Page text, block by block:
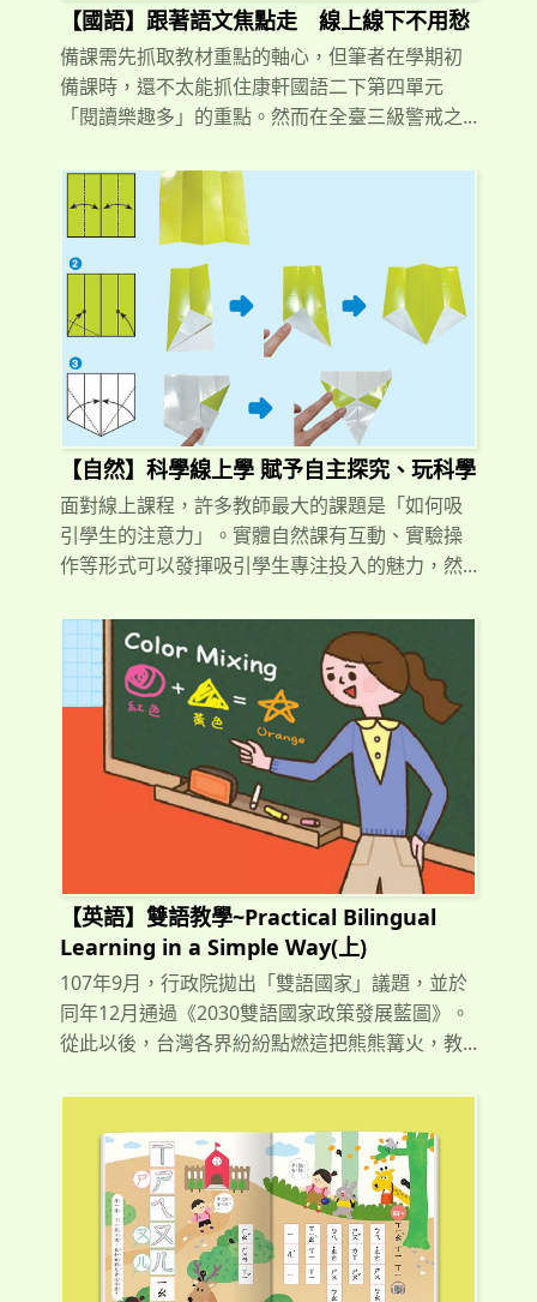
【國語】跟著語文焦點走 線上線下不用愁
備課需先抓取教材重點的軸心，但筆者在學期初
備課時，還不太能抓住康軒國語二下第四單元
「閱讀樂趣多」的重點。然而在全臺三級警戒之...
【自然】科學線上學 賦予自主探究、玩科學
面對線上課程，許多教師最大的課題是「如何吸
引學生的注意力」。實體自然課有互動、實驗操
作等形式可以發揮吸引學生專注投入的魅力，然...
【英語】雙語教學~Practical Bilingual
Learning in a Simple Way(上)
107年9月，行政院拋出「雙語國家」議題，並於
同年12月通過《2030雙語國家政策發展藍圖》。
從此以後，台灣各界紛紛點燃這把熊熊篝火，教...